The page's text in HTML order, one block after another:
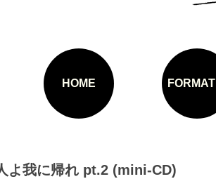
HOME FORMAT
よ我に帰れ pt.2 (mini-CD)